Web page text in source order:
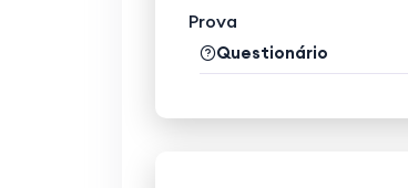
Prova
Questionário